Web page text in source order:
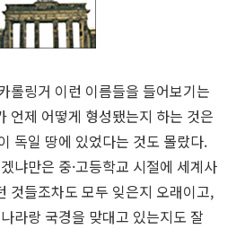
롤링거 이런 이름들을 들어보기는
언제 어떻게 형성됐는지 하는 것은
독일 땅에 있었다는 것도 몰랐다.
냐만은 중·고등학교 시절에 세계사
것들조차도 모두 잊은지 오래이고,
라랑 국경을 맞대고 있는지도 잘